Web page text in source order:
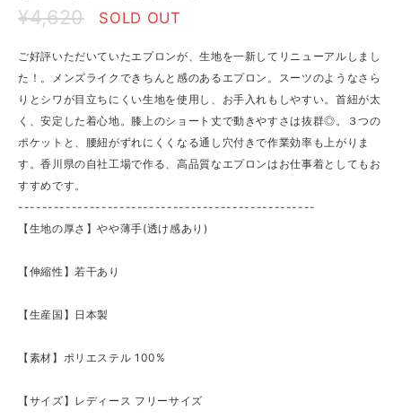
¥4,620 SOLD OUT
ご好評いただいていたエプロンが、生地を一新してリニューアルしまし
た！。メンズライクできちんと感のあるエプロン。スーツのようなさら
りとシワが目立ちにくい生地を使用し、お手入れもしやすい。首紐が太
く、安定した着心地。膝上のショート丈で動きやすさは抜群◎。３つの
ポケットと、腰紐がずれにくくなる通し穴付きで作業効率も上がりま
す。香川県の自社工場で作る、高品質なエプロンはお仕事着としてもお
すすめです。
--------------------------------------------------
【生地の厚さ】やや薄手(透け感あり)
【伸縮性】若干あり
【生産国】日本製
【素材】ポリエステル 100%
【サイズ】レディース フリーサイズ